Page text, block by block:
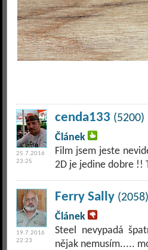
25.7.2016
23:25
cenda133 (5200) |
Článek
Film jsem jeste
2D je jedine dobre !!
19.7.2016
22:23
Ferry Sally (2058)
Článek
Steel nevypadá
nějak nemusím.....